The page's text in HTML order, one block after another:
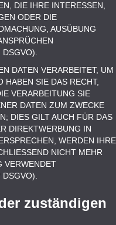
DIE IHRE INTERESSEN,
ODER DIE
AUSÜBUNG
DATEN VERARBEITET, UM
HABEN SIE DAS RECHT,
VERARBEITUNG SIE
DATEN ZUM ZWECKE
DIES GILT AUCH FÜR DAS
DIREKTWERBUNG IN
WERDEN IHRE
NICHT MEHR
VERWENDET
zuständigen